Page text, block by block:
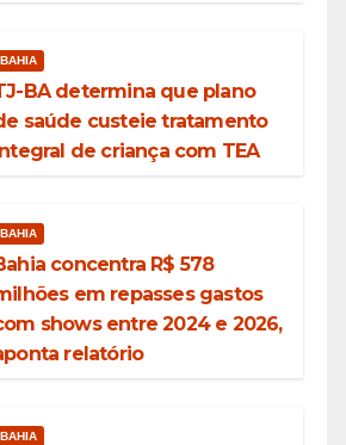
BAHIA
BA determina que plano
saúde custeie tratamento
de criança com TEA
BAHIA
concentra R$ 578
em repasses gastos
shows entre 2024 e 2026,
relatório
BAHIA